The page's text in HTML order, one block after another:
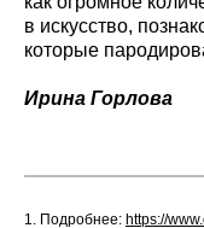
в искусство,
которые
Ирина Горлова
1. Подробнее: https://